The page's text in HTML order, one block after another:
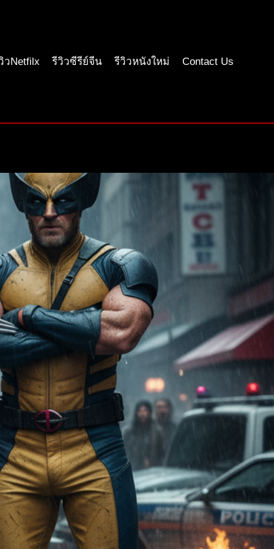
วNetfilx รีวิวซีรีย์จีน รีวิวหนังใหม่ Contact Us